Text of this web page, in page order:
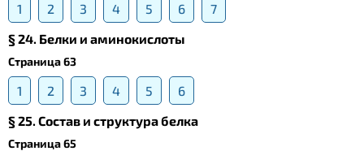
1 2 3 4 5 6
7
§ 24. Белки и аминокислоты
Страница 63
1 2 3 4 5
6
§ 25. Состав и структура белка
Страница 65